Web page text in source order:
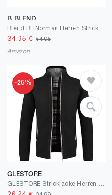
B BLEND
34.95 €54.95
Amazon
-25%
GLESTORE